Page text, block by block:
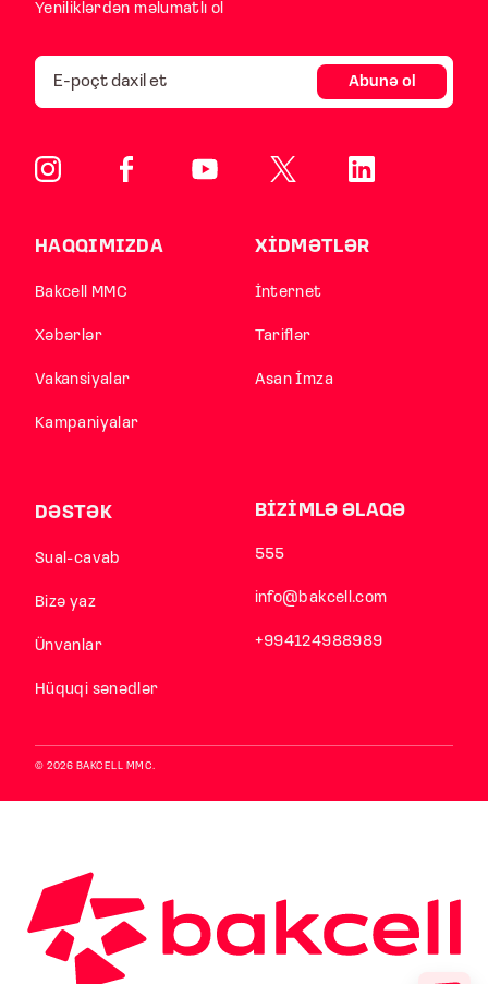
Yeniliklərdən məlumatlı ol
Abunə ol
HAQQIMIZDA
Bakcell MMC
Xəbərlər
Vakansiyalar
Kampaniyalar
XİDMƏTLƏR
İnternet
Tariflər
Asan İmza
DƏSTƏK
Sual-cavab
Bizə yaz
Ünvanlar
Hüquqi sənədlər
BİZİMLƏ ƏLAQƏ
555
info@bakcell.com
+994124988989
© 2026 BAKCELL MMC.